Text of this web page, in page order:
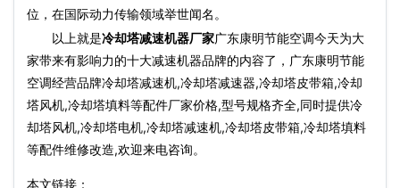
位，在国际动力传输领域举世闻名。
以上就是冷却塔减速机器厂家广东康明节能空调今天为大
家带来有影响力的十大减速机器品牌的内容了，广东康明节能
空调经营品牌冷却塔减速机,冷却塔减速器,冷却塔皮带箱,冷却
塔风机,冷却塔填料等配件厂家价格,型号规格齐全,同时提供冷
却塔风机,冷却塔电机,冷却塔减速机,冷却塔皮带箱,冷却塔填料
等配件维修改造,欢迎来电咨询。
本文链接：